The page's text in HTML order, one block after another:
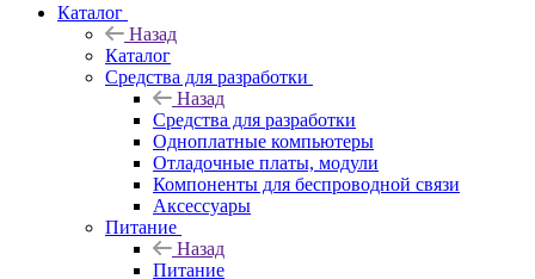
Каталог
Назад
Каталог
Средства для разработки
Назад
Средства для разработки
Одноплатные компьютеры
Отладочные платы, модули
Компоненты для беспроводной связи
Аксессуары
Питание
Назад
Питание